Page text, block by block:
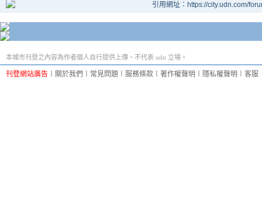
引用網址：https://city.udn.com/
本城市刊登之內容為作者個人自行提供上傳，不代表 udn 立場。
刊登網站廣告 關於我們 常見問題 服務條款 著作權聲明 隱私權聲明 客服